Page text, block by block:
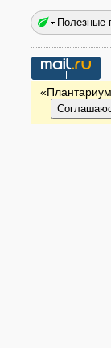
Полезные